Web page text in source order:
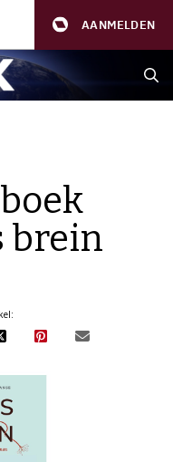
AANMELDEN
brein